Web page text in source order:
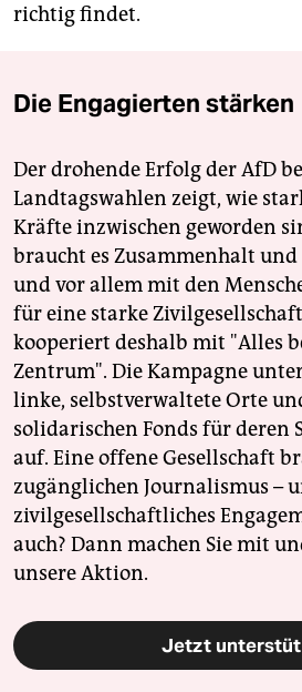
richtig findet.
Die Engagierten stärken
Der drohende Erfolg der AfD
Landtagswahlen zeigt, wie
Kräfte inzwischen geworden
braucht es Zusammenhalt
und vor allem mit den
für eine starke
kooperiert deshalb mit "Alles
Zentrum". Die Kampagne
linke, selbstverwaltete Orte
solidarischen Fonds für deren
auf. Eine offene Gesellschaft
zugänglichen Journalismus –
zivilgesellschaftliches
auch? Dann machen Sie mit
unsere Aktion.
Jetzt